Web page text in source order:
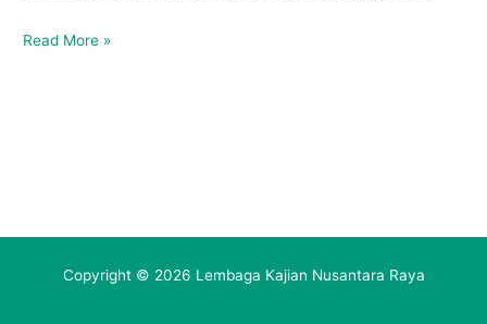
Read More »
Copyright © 2026 Lembaga Kajian Nusantara Raya